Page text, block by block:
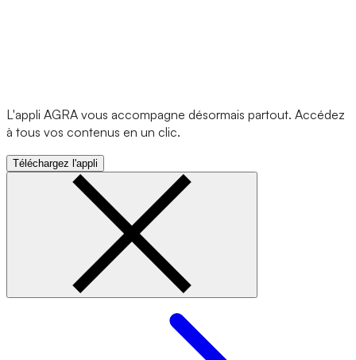
L'appli AGRA vous accompagne désormais partout. Accédez
à tous vos contenus en un clic.
Téléchargez l'appli